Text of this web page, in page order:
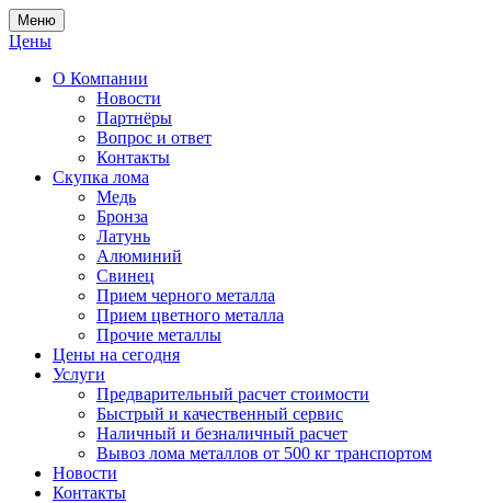
Меню
Цены
О Компании
Новости
Партнёры
Вопрос и ответ
Контакты
Скупка лома
Медь
Бронза
Латунь
Алюминий
Свинец
Прием черного металла
Прием цветного металла
Прочие металлы
Цены на сегодня
Услуги
Предварительный расчет стоимости
Быстрый и качественный сервис
Наличный и безналичный расчет
Вывоз лома металлов от 500 кг транспортом
Новости
Контакты